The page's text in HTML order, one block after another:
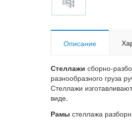
Описание
Стеллажи сборно-
разнообразного груза
Стеллажи
виде.
Рамы стеллажа